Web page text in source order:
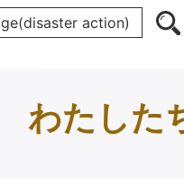
action)
わたした